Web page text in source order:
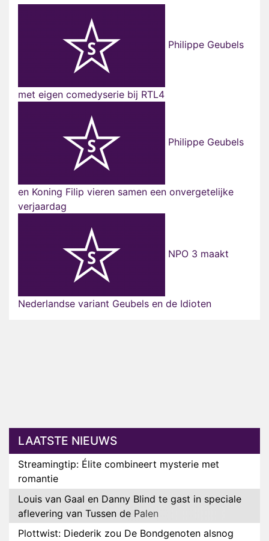
Philippe Geubels
met eigen comedyserie bij RTL4
Philippe Geubels
en Koning Filip vieren samen een onvergetelijke
verjaardag
NPO 3 maakt
Nederlandse variant Geubels en de Idioten
LAATSTE NIEUWS
Streamingtip: Élite combineert mysterie met
romantie
Louis van Gaal en Danny Blind te gast in speciale
aflevering van Tussen de Palen
Plottwist: Diederik zou De Bondgenoten alsnog